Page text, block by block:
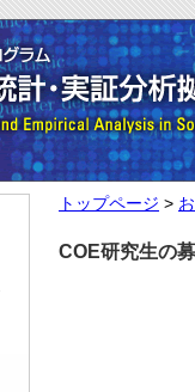
トップページ >
COE研究生の